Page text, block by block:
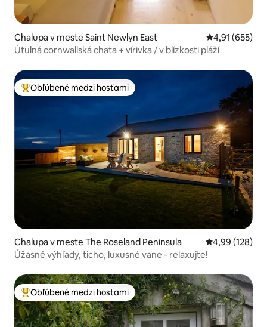
Chalupa v meste Saint Newlyn East Priemerné
4,91 (655)
Útulná cornwallská chata + vírivka / v blízkosti pláží
Najobľúbenejšie medzi hosťami
Obľúbené medzi hosťami
Chalupa v meste The Roseland Peninsula Priemerné
4,99 (128)
Úžasné výhľady, ticho, luxusné vane - relaxujte!
Najobľúbenejšie medzi hosťami
Obľúbené medzi hosťami